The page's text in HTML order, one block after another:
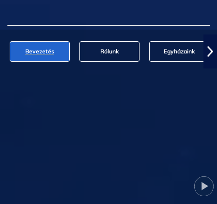
Bevezetés Rólunk Egyházaink